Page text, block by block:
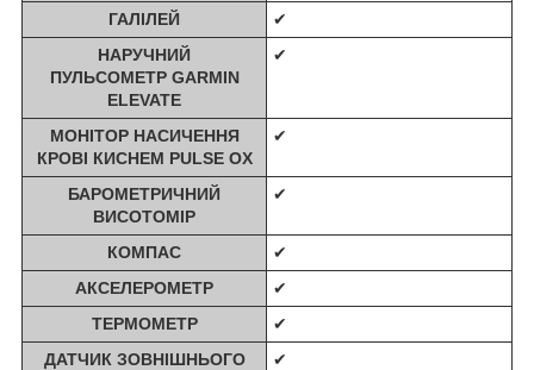
ГАЛІЛЕЙ
✔
НАРУЧНИЙ
ПУЛЬСОМЕТР GARMIN
ELEVATE
✔
МОНІТОР НАСИЧЕННЯ
КРОВІ КИСНЕМ PULSE OX
✔
БАРОМЕТРИЧНИЙ
ВИСОТОМІР
✔
КОМПАС
✔
АКСЕЛЕРОМЕТР
✔
ТЕРМОМЕТР
✔
ДАТЧИК ЗОВНІШНЬОГО
✔